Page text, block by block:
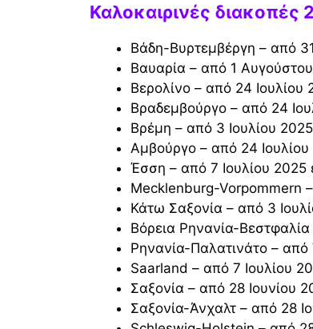
Καλοκαιρινές διακοπές
Βάδη-Βυρτεμβέργη – από
Βαυαρία – από 1
Βερολίνο – από 24
Βραδεμβούργο – από 24
Βρέμη – από 3 Ιουλίου
Αμβούργο – από 24
Έσση – από 7 Ιουλίου
Mecklenburg-Vorpommern
Κάτω Σαξονία – από 3
Βόρεια Ρηνανία-
Ρηνανία-Παλατινάτο –
Saarland – από 7 Ιουλίου
Σαξονία – από 28
Σαξονία-Άνχαλτ – από 28